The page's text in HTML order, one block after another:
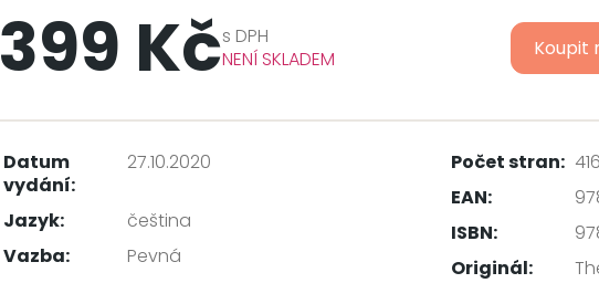
399 Kčs DPH
NENÍ SKLADEM
Koupit
Datum
vydání:
27.10.2020
Jazyk:
čeština
Vazba:
Pevná
Počet stran: 416
EAN:
ISBN:
Originál: